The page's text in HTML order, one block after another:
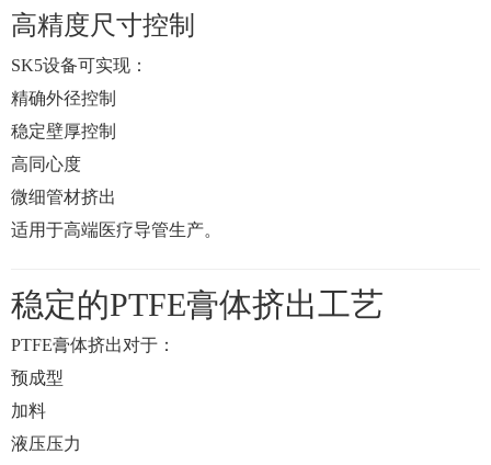
高精度尺寸控制
SK5设备可实现：
精确外径控制
稳定壁厚控制
高同心度
微细管材挤出
适用于高端医疗导管生产。
稳定的PTFE膏体挤出工艺
PTFE膏体挤出对于：
预成型
加料
液压压力